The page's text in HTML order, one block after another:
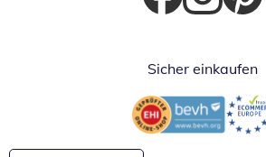
Öffnet in neuem
Öffnet in
Sicher einkaufen
Öffnet in neuem